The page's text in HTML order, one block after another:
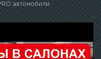
автомобили